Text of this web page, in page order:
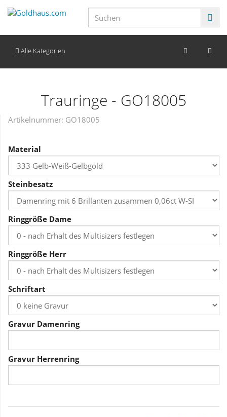
Alle Kategorien
Trauringe - GO18005
Artikelnummer: GO18005
Material
Steinbesatz
Ringgröße Dame
Ringgröße Herr
Schriftart
Gravur Damenring
Gravur Herrenring